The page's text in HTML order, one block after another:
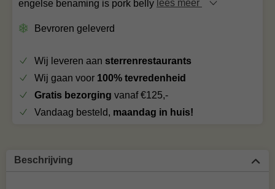
engelse benaming is pork belly lees meer
Bevroren geleverd
Wij leveren aan sterrenrestaurants
Wij gaan voor 100% tevredenheid
Gratis bezorging vanaf €125,-
Vandaag besteld, maandag in huis!
Beschrijving